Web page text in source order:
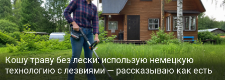
Кошу траву без лески: использую немецкую
технологию с лезвиями — рассказываю как есть